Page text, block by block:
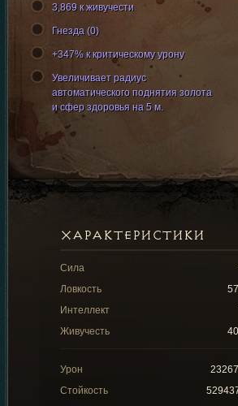
3,869 к живучести
Гнезда (0)
+347% к критическому урону
Увеличивает радиус
автоматического поднятия золота
и сфер здоровья на 5 м.
ХАРАКТЕРИСТИКИ
Сила
Ловкость
Интеллект
Живучесть
Урон
Стойкость